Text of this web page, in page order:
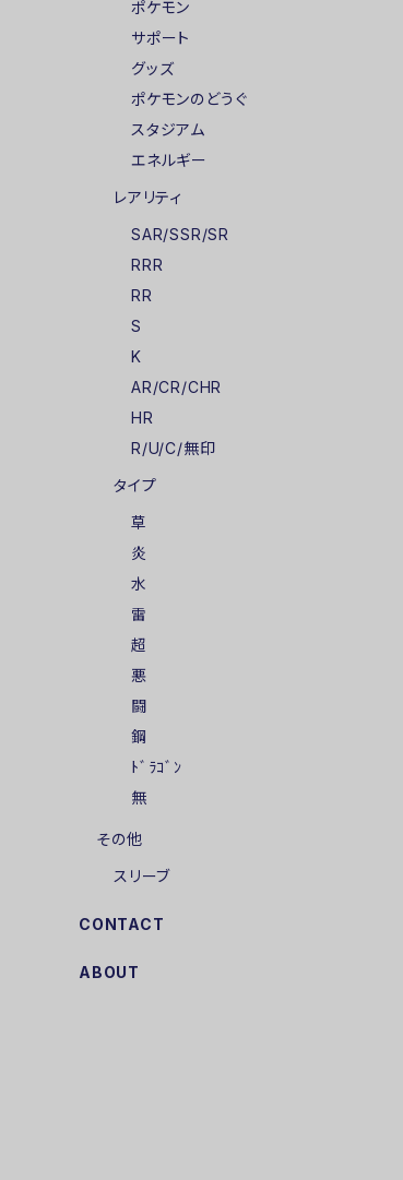
ポケモン
サポート
グッズ
ポケモンのどうぐ
スタジアム
エネルギー
レアリティ
SAR/SSR/SR
RRR
RR
S
K
AR/CR/CHR
HR
R/U/C/無印
タイプ
草
炎
水
雷
超
悪
闘
鋼
ﾄﾞﾗｺﾞﾝ
無
その他
スリーブ
CONTACT
ABOUT